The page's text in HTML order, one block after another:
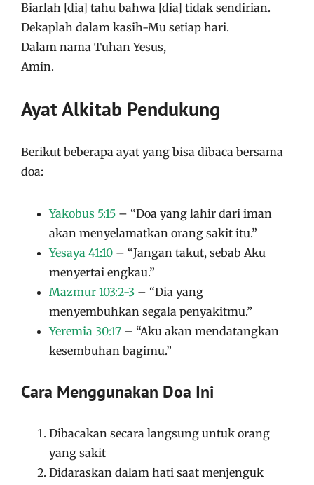
Biarlah [dia] tahu bahwa [dia] tidak sendirian.
Dekaplah dalam kasih-Mu setiap hari.
Dalam nama Tuhan Yesus,
Amin.
Ayat Alkitab Pendukung
Berikut beberapa ayat yang bisa dibaca bersama
doa:
Yakobus 5:15 – “Doa yang lahir dari iman
akan menyelamatkan orang sakit itu.”
Yesaya 41:10 – “Jangan takut, sebab Aku
menyertai engkau.”
Mazmur 103:2-3 – “Dia yang
menyembuhkan segala penyakitmu.”
Yeremia 30:17 – “Aku akan mendatangkan
kesembuhan bagimu.”
Cara Menggunakan Doa Ini
Dibacakan secara langsung untuk orang
yang sakit
Didaraskan dalam hati saat menjenguk